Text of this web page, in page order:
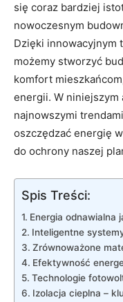
się coraz bardziej
nowoczesnym
Dzięki innowacyjnym
możemy stworzyć
komfort
energii. ‌W niniejszym
najnowszymi
oszczędzać ​energię
⁢do ochrony naszej
Spis Treści:
Energia odnawialna
Inteligentne
Zrównoważone
Efektywność
Technologie
Izolacja cieplna –